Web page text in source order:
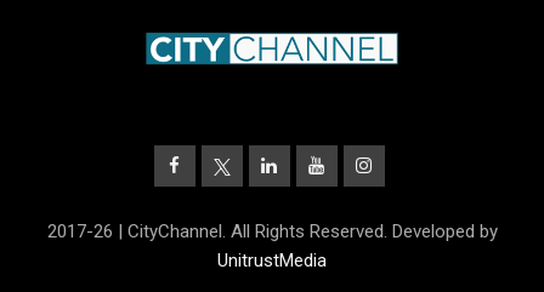
2017-26 | CityChannel. All Rights Reserved. Developed by
UnitrustMedia